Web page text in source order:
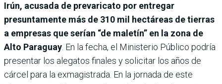
Irún, acusada de prevaricato por entregar
presuntamente más de 310 mil hectáreas de tierras
a empresas que serían “de maletín” en la zona de
Alto Paraguay . En la fecha, el Ministerio Público podría
presentar los alegatos finales y solicitar los años de
cárcel para la exmagistrada. En la jornada de este